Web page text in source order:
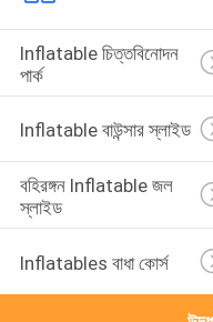
Inflatable চিত্তবিনোদন
পার্ক
Inflatable বাউন্সার স্লাইড
বহিরঙ্গন Inflatable জল
স্লাইড
Inflatables বাধা কোর্স